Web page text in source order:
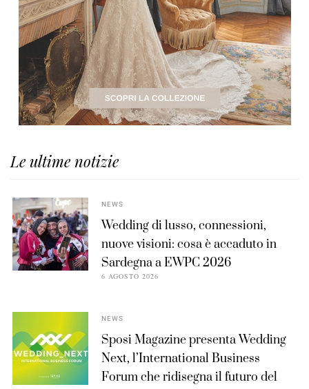
Le ultime notizie
NEWS
Wedding di lusso, connessioni,
nuove visioni: cosa è accaduto in
Sardegna a EWPC 2026
6 AGOSTO 2026
NEWS
Sposi Magazine presenta Wedding
Next, l’International Business
Forum che ridisegna il futuro del